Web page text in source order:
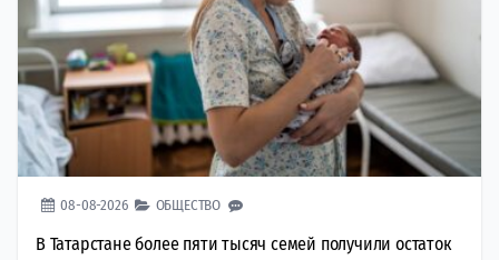
08-08-2026 ОБЩЕСТВО
В Татарстане более пяти тысяч семей получили остаток